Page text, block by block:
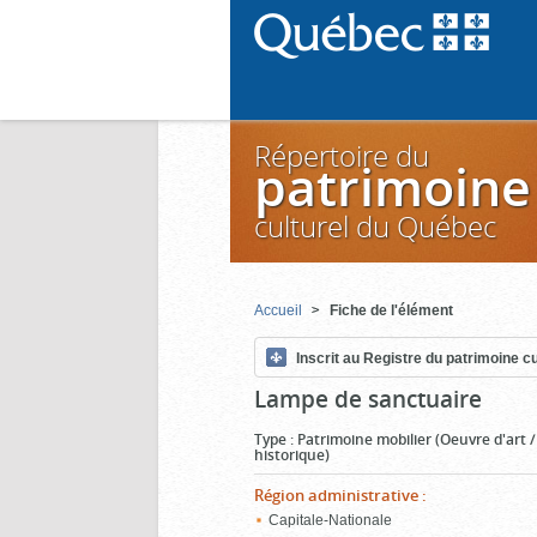
Répertoire du
patrimoine
culturel du Québec
Accueil Fiche de l'élément
Inscrit au Registre du patrimoine
Lampe de sanctuaire
Type : Patrimoine mobilier (Oeuvre d'art
historique)
Région administrative :
Capitale-Nationale